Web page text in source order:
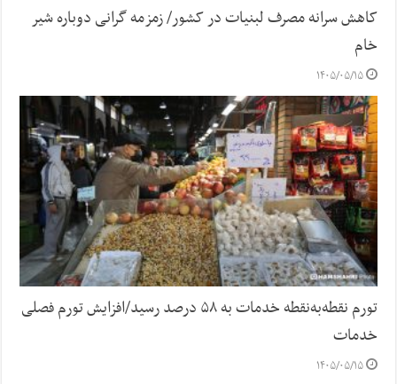
کاهش سرانه مصرف لبنیات در کشور/ زمزمه گرانی دوباره شیر
خام
۱۴۰۵/۰۵/۱۵
تورم نقطه‌به‌نقطه خدمات به ۵۸ درصد رسید/افزایش تورم فصلی
خدمات
۱۴۰۵/۰۵/۱۵